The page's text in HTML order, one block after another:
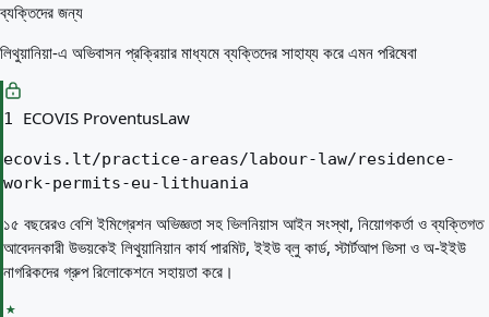
ব্যক্তিদের জন্য
লিথুয়ানিয়া-এ অভিবাসন প্রক্রিয়ার মাধ্যমে ব্যক্তিদের সাহায্য করে এমন পরিষেবা
1 ECOVIS ProventusLaw
ecovis.lt/practice-areas/labour-law/residence-
work-permits-eu-lithuania
১৫ বছরেরও বেশি ইমিগ্রেশন অভিজ্ঞতা সহ ভিলনিয়াস আইন সংস্থা, নিয়োগকর্তা ও ব্যক্তিগত
আবেদনকারী উভয়কেই লিথুয়ানিয়ান কার্য পারমিট, ইইউ ব্লু কার্ড, স্টার্টআপ ভিসা ও অ-ইইউ
নাগরিকদের গ্রুপ রিলোকেশনে সহায়তা করে।